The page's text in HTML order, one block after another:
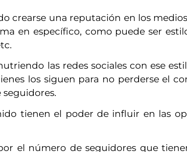
crearse una reputación en los
en específico, como puede ser
las redes sociales con ese
los siguen para no perderse el
tienen el poder de influir en las
el número de seguidores que